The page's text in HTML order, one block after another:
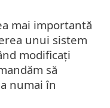
mai importantă
unui sistem
modificați
să
numai în